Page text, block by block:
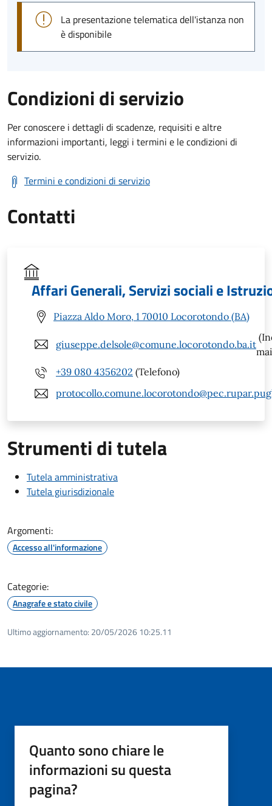
La presentazione telematica dell'istanza non
è disponibile
Condizioni di servizio
Per conoscere i dettagli di scadenze, requisiti e altre
informazioni importanti, leggi i termini e le condizioni di
servizio.
Termini e condizioni di servizio
Contatti
Affari Generali, Servizi sociali e
Piazza Aldo Moro, 1 70010 Locorotondo (BA)
giuseppe.delsole@comune.locorotondo.ba.it
+39 080 4356202 (Telefono)
Strumenti di tutela
Tutela amministrativa
Tutela giurisdizionale
Argomenti:
Accesso all'informazione
Categorie:
Anagrafe e stato civile
Ultimo aggiornamento: 20/05/2026 10:25.11
Quanto sono chiare le
informazioni su questa
pagina?